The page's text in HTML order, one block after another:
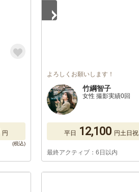
円
よろしくお願いします！
竹綱智子
女性 撮影実績0回
平日 12,100 円土日祝
最終アクティブ：6日以内